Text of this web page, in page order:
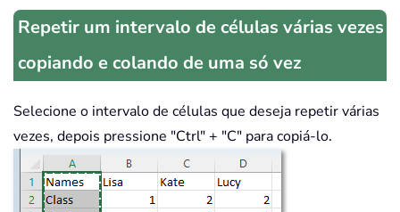
Repetir um intervalo de células várias vezes
copiando e colando de uma só vez
Selecione o intervalo de células que deseja repetir várias
vezes, depois pressione "Ctrl" + "C" para copiá-lo.